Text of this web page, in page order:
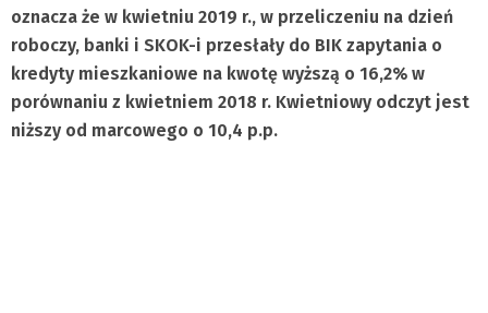
oznacza że w kwietniu 2019 r., w przeliczeniu na dzień
roboczy, banki i SKOK-i przesłały do BIK zapytania o
kredyty mieszkaniowe na kwotę wyższą o 16,2% w
porównaniu z kwietniem 2018 r. Kwietniowy odczyt jest
niższy od marcowego o 10,4 p.p.